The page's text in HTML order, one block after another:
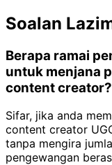
Soalan
Berapa ramai
untuk menjana
content creator?
Sifar, jika anda
content creator
tanpa mengira
pengewangan